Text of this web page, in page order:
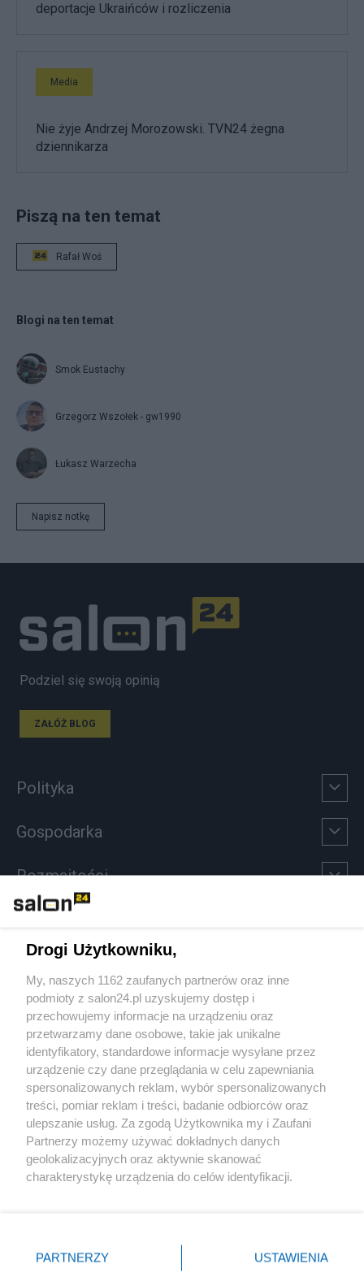
deportacje Ukraińców i rozliczenia
Media
Nie żyje Andrzej Morozowski. TVN24 żegna
dziennikarza
Piszą na ten temat
Rafał Woś
Blogi na ten temat
Smok Eustachy
Grzegorz Wszołek - gw1990
Łukasz Warzecha
Napisz notkę
Podziel się swoją opinią
ZAŁÓŻ BLOG
Polityka
Gospodarka
Rozmaitości
Sport
Społeczeństwo
Kultura
X Facebook Instagram Youtube
Drogi Użytkowniku,
My, naszych 1162 zaufanych partnerów oraz inne
podmioty z salon24.pl uzyskujemy dostęp i
przechowujemy informacje na urządzeniu oraz
przetwarzamy dane osobowe, takie jak unikalne
identyfikatory, standardowe informacje wysyłane przez
urządzenie czy dane przeglądania w celu zapewniania
spersonalizowanych reklam, wybór spersonalizowanych
treści, pomiar reklam i treści, badanie odbiorców oraz
ulepszanie usług. Za zgodą Użytkownika my i Zaufani
Partnerzy możemy używać dokładnych danych
geolokalizacyjnych oraz aktywnie skanować
charakterystykę urządzenia do celów identyfikacji.
zmienić/wycofać klikając przycisk ustawień prywatności
znajdujący się w lewym dolnym rogu strony
PARTNERZY USTAWIENIA